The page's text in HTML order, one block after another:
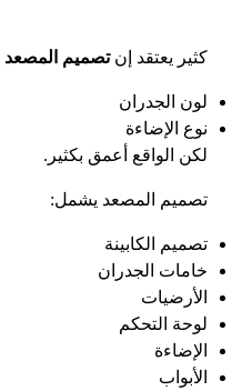
كثير يعتقد إنتصميم المصعد
لون الجدران
نوع الإضاءة
لكن الواقع أعمق بكثير.
تصميم المصعد يشمل:
تصميم الكابينة
خامات الجدران
الأرضيات
لوحة التحكم
الإضاءة
الأبواب